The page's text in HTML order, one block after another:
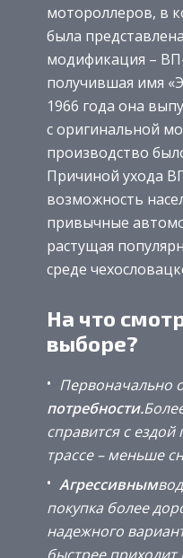
мотороллеров, в
была
модификация –
получившая имя
1966 года она
с оригинальной
производство
Причиной ухода
возможность
привычные
растущая
среде
На что
выборе?
Первоначально
потребности.
справится с
трассе – меньше
Агрессивным
покупка более
надежного